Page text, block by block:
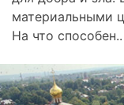
материальными
На что способен..